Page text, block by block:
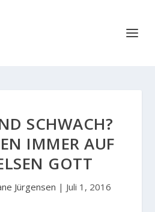
SCHWACH?
IMMER AUF
GOTT
Jürgensen | Juli 1, 2016